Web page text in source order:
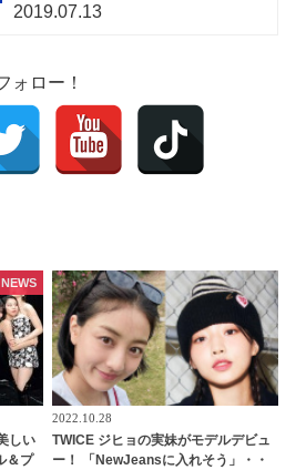
2019.07.13
ォロー！
しい
＆プ
NEWS
2022.10.28
TWICE ジヒョの実妹がモデルデビュ
ー！ 「NewJeansに入れそう」・・